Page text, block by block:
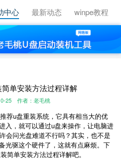
中心 最新动态 winpe教程
单安装方法过程详解
25 作者：老毛桃
u盘重装系统，它具有相当大的优
入，就可以通过u盘来操作，让电脑进
会问光盘难道不行吗？其实，也不是
光驱这个硬件了，这就有点麻烦。下
简单安装方法过程详解吧。